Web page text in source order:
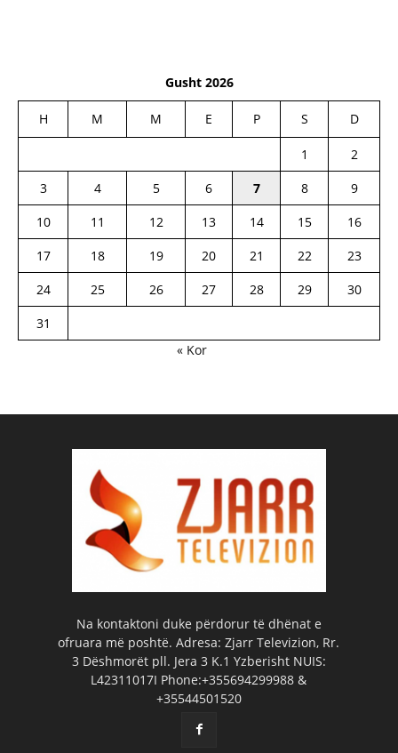
Gusht 2026
H M M E P S D
1
2
3
4 5 6 7 8
9
10
11 12 13 14 15
16
17
18 19 20 21 22
23
24
25 26 27 28 29
30
31
« Kor
Na kontaktoni duke përdorur të dhënat e
ofruara më poshtë. Adresa: Zjarr Televizion, Rr.
3 Dëshmorët pll. Jera 3 K.1 Yzberisht NUIS:
L42311017I Phone:+355694299988 &
+35544501520